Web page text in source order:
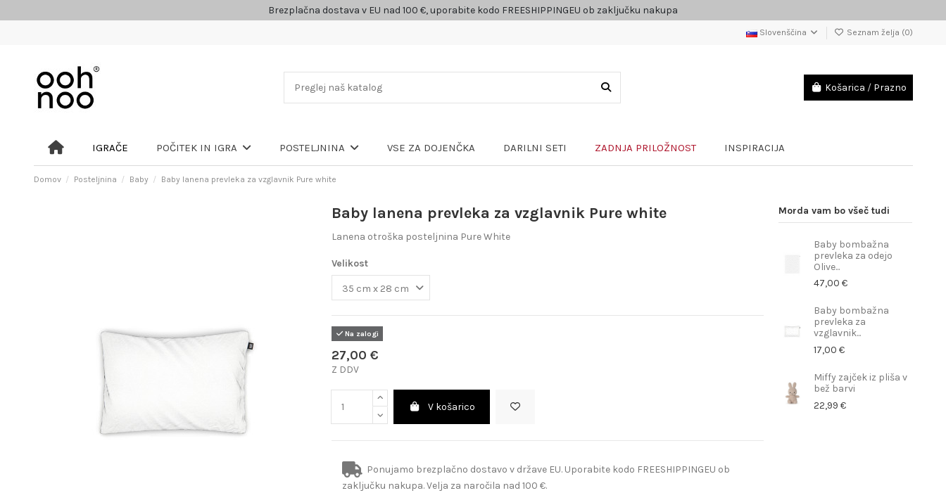
Brezplačna dostava v EU nad 100 €, uporabite kodo FREESHIPPINGEU ob zaključku nakupa
Slovenščina Seznam želja (0)
Košarica / Prazno
IGRAČE POČITEK IN IGRA POSTELJNINA VSE ZA DOJENČKA DARILNI SETI ZADNJA PRILOŽNOST INSPIRACIJA
Domov Posteljnina Baby Baby lanena prevleka za vzglavnik Pure white
Baby lanena prevleka za vzglavnik Pure white
Lanena otroška posteljnina Pure White
Velikost
Na zalogi
27,00 €
Z DDV
V košarico
Ponujamo brezplačno dostavo v države EU. Uporabite kodo FREESHIPPINGEU ob
zaključku nakupa. Velja za naročila nad 100 €.
Morda vam bo všeč tudi
Baby bombažna
prevleka za odejo
Olive...
47,00 €
Baby bombažna
prevleka za
vzglavnik...
17,00 €
Miffy zajček iz pliša v
bež barvi
22,99 €